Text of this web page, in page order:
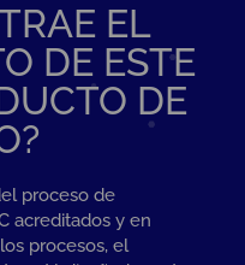
EL
DE ESTE
DE
proceso de
acreditados y en
procesos, el